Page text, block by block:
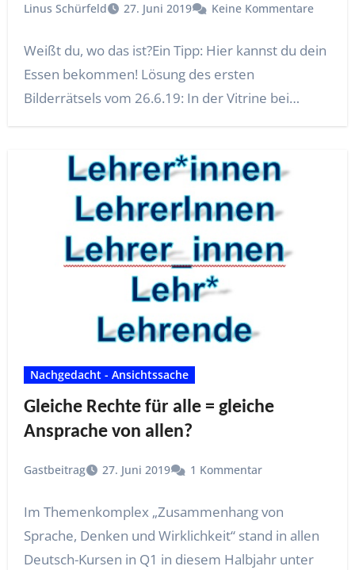
Linus Schürfeld 27. Juni 2019 Keine Kommentare
Weißt du, wo das ist?Ein Tipp: Hier kannst du dein
Essen bekommen! Lösung des ersten
Bilderrätsels vom 26.6.19: In der Vitrine bei…
Nachgedacht - Ansichtssache
Gleiche Rechte für alle = gleiche
Ansprache von allen?
Gastbeitrag 27. Juni 2019 1 Kommentar
Im Themenkomplex „Zusammenhang von
Sprache, Denken und Wirklichkeit“ stand in allen
Deutsch-Kursen in Q1 in diesem Halbjahr unter